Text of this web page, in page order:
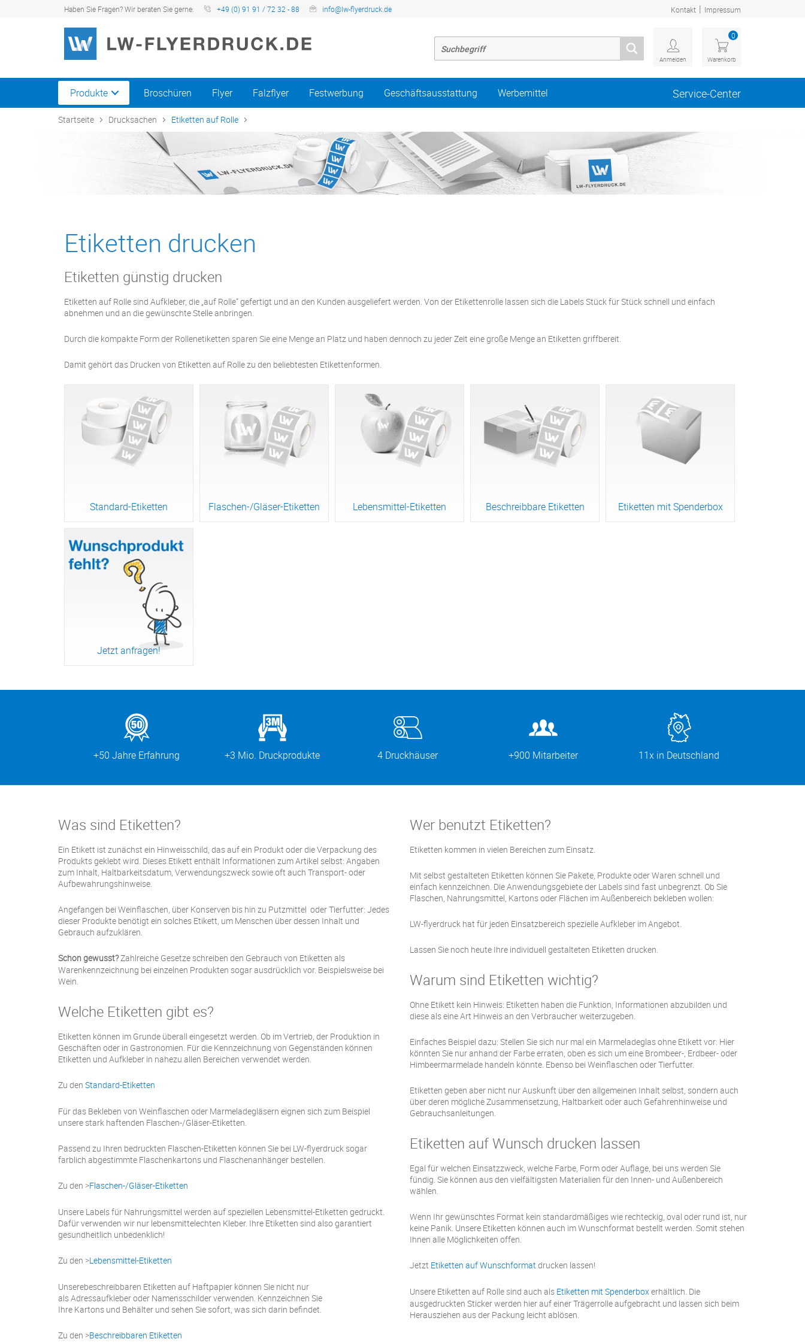
Haben Sie Fragen? Wir beraten Sie gerne: +49 (0) 91 91 / 72 32 - 88 info@lw-flyerdruck.de Kontakt | Impressum
Anmelden
0
Warenkorb
Produkte Broschüren Flyer Falzflyer Festwerbung Geschäftsausstattung Werbemittel Service-Center
Startseite Drucksachen Etiketten auf Rolle
Etiketten drucken
Etiketten günstig drucken
Etiketten auf Rolle sind Aufkleber, die „auf Rolle“ gefertigt und an den Kunden ausgeliefert werden. Von der Etikettenrolle lassen sich die Labels Stück für Stück schnell und einfach
abnehmen und an die gewünschte Stelle anbringen.
Durch die kompakte Form der Rollenetiketten sparen Sie eine Menge an Platz und haben dennoch zu jeder Zeit eine große Menge an Etiketten griffbereit.
Damit gehört das Drucken von Etiketten auf Rolle zu den beliebtesten Etikettenformen.
Standard-Etiketten Flaschen-/Gläser-Etiketten Lebensmittel-Etiketten Beschreibbare Etiketten Etiketten mit Spenderbox
Jetzt anfragen!
+50 Jahre Erfahrung +3 Mio. Druckprodukte 4 Druckhäuser +900 Mitarbeiter 11x in Deutschland
Was sind Etiketten?
Ein Etikett ist zunächst ein Hinweisschild, das auf ein Produkt oder die Verpackung des
Produkts geklebt wird. Dieses Etikett enthält Informationen zum Artikel selbst: Angaben
zum Inhalt, Haltbarkeitsdatum, Verwendungszweck sowie oft auch Transport- oder
Aufbewahrungshinweise.
Angefangen bei Weinflaschen, über Konserven bis hin zu Putzmittel oder Tierfutter: Jedes
dieser Produkte benötigt ein solches Etikett, um Menschen über dessen Inhalt und
Gebrauch aufzuklären.
Schon gewusst?Zahlreiche Gesetze schreiben den Gebrauch von Etiketten als
Warenkennzeichnung bei einzelnen Produkten sogar ausdrücklich vor. Beispielsweise bei
Wein.
Welche Etiketten gibt es?
Etiketten können im Grunde überall eingesetzt werden. Ob im Vertrieb, der Produktion in
Geschäften oder in Gastronomien. Für die Kennzeichnung von Gegenständen können
Etiketten und Aufkleber in nahezu allen Bereichen verwendet werden.
Zu den Standard-Etiketten
Für das Bekleben von Weinflaschen oder Marmeladegläsern eignen sich zum Beispiel
unsere stark haftenden Flaschen-/Gläser-Etiketten.
Passend zu Ihren bedruckten Flaschen-Etiketten können Sie bei LW-flyerdruck sogar
farblich abgestimmte Flaschenkartons und Flaschenanhänger bestellen.
Zu den >Flaschen-/Gläser-Etiketten
Unsere Labels für Nahrungsmittel werden auf speziellen Lebensmittel-Etiketten gedruckt.
Dafür verwenden wir nur lebensmittelechten Kleber. Ihre Etiketten sind also garantiert
gesundheitlich unbedenklich!
Zu den >Lebensmittel-Etiketten
Unserebeschreibbaren Etiketten auf Haftpapier können Sie nicht nur
als Adressaufkleber oder Namensschilder verwenden. Kennzeichnen Sie
Ihre Kartons und Behälter und sehen Sie sofort, was sich darin befindet.
Zu den >Beschreibbaren Etiketten
Wer benutzt Etiketten?
Etiketten kommen in vielen Bereichen zum Einsatz.
Mit selbst gestalteten Etiketten können Sie Pakete, Produkte oder Waren schnell und
einfach kennzeichnen. Die Anwendungsgebiete der Labels sind fast unbegrenzt. Ob Sie
Flaschen, Nahrungsmittel, Kartons oder Flächen im Außenbereich bekleben wollen:
LW-flyerdruck hat für jeden Einsatzbereich spezielle Aufkleber im Angebot.
Lassen Sie noch heute Ihre individuell gestalteten Etiketten drucken.
Warum sind Etiketten wichtig?
Ohne Etikett kein Hinweis: Etiketten haben die Funktion, Informationen abzubilden und
diese als eine Art Hinweis an den Verbraucher weiterzugeben.
Einfaches Beispiel dazu: Stellen Sie sich nur mal ein Marmeladeglas ohne Etikett vor: Hier
könnten Sie nur anhand der Farbe erraten, oben es sich um eine Brombeer-, Erdbeer- oder
Himbeermarmelade handeln könnte. Ebenso bei Weinflaschen oder Tierfutter.
Etiketten geben aber nicht nur Auskunft über den allgemeinen Inhalt selbst, sondern auch
über deren mögliche Zusammensetzung, Haltbarkeit oder auch Gefahrenhinweise und
Gebrauchsanleitungen.
Etiketten auf Wunsch drucken lassen
Egal für welchen Einsatzzweck, welche Farbe, Form oder Auflage, bei uns werden Sie
fündig. Sie können aus den vielfältigsten Materialien für den Innen- und Außenbereich
wählen.
Wenn Ihr gewünschtes Format kein standardmäßiges wie rechteckig, oval oder rund ist, nur
keine Panik. Unsere Etiketten können auch im Wunschformat bestellt werden. Somit stehen
Ihnen alle Möglichkeiten offen.
Jetzt Etiketten auf Wunschformat drucken lassen!
Unsere Etiketten auf Rolle sind auch als Etiketten mit Spenderboxerhältlich. Die
ausgedruckten Sticker werden hier auf einer Trägerrolle aufgebracht und lassen sich beim
Herausziehen aus der Packung leicht ablösen.